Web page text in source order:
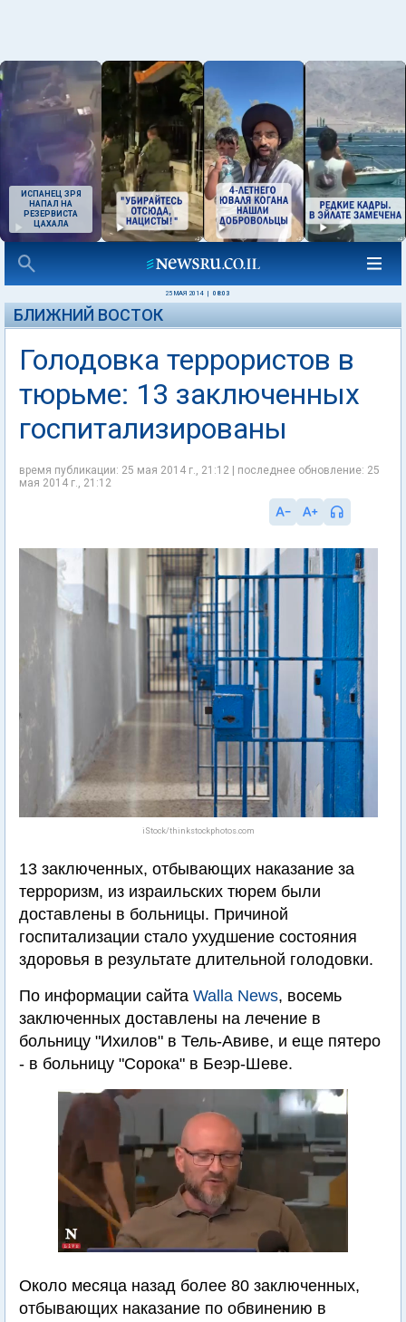
ИСПАНЕЦ ЗРЯ
НАПАЛ НА
РЕЗЕРВИСТА
ЦАХАЛА
25 МАЯ 2014 08:03
БЛИЖНИЙ ВОСТОК
Голодовка террористов в
тюрьме: 13 заключенных
госпитализированы
время публикации: 25 мая 2014 г., 21:12 | последнее обновление: 25
мая 2014 г., 21:12
iStock/thinkstockphotos.com
13 заключенных, отбывающих наказание за
терроризм, из израильских тюрем были
доставлены в больницы. Причиной
госпитализации стало ухудшение состояния
здоровья в результате длительной голодовки.
По информации сайта Walla News, восемь
заключенных доставлены на лечение в
больницу "Ихилов" в Тель-Авиве, и еще пятеро
- в больницу "Сорока" в Беэр-Шеве.
Около месяца назад более 80 заключенных,
отбывающих наказание по обвинению в